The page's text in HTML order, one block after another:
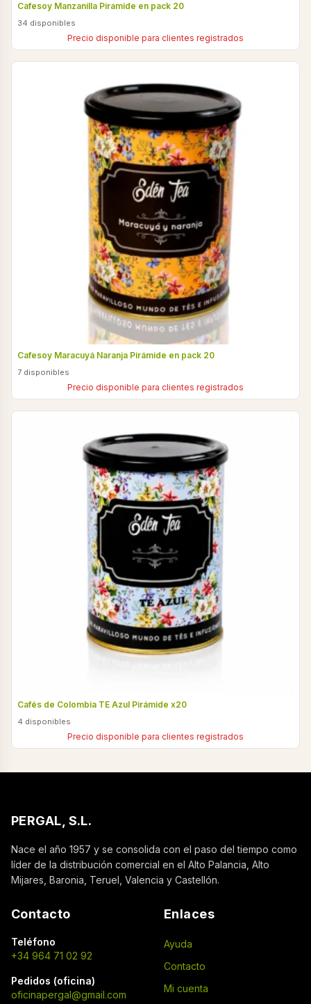
Cafesoy Manzanilla Piramide en pack 20
34 disponibles
Precio disponible para clientes registrados
Cafesoy Maracuyá Naranja Pirámide en pack 20
7 disponibles
Precio disponible para clientes registrados
Cafés de Colombia TE Azul Pirámide x20
4 disponibles
Precio disponible para clientes registrados
PERGAL, S.L.
Nace el año 1957 y se consolida con el paso del tiempo como
líder de la distribución comercial en el Alto Palancia, Alto
Mijares, Baronia, Teruel, Valencia y Castellón.
Contacto
Teléfono
+34 964 71 02 92
Pedidos (oficina)
oficinapergal@gmail.com
Enlaces
Ayuda
Contacto
Mi cuenta